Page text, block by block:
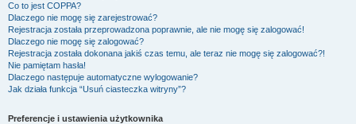
Co to jest COPPA?
Dlaczego nie mogę się zarejestrować?
Rejestracja została przeprowadzona poprawnie, ale nie mogę się zalogować!
Dlaczego nie mogę się zalogować?
Rejestracja została dokonana jakiś czas temu, ale teraz nie mogę się zalogować?!
Nie pamiętam hasła!
Dlaczego następuje automatyczne wylogowanie?
Jak działa funkcja “Usuń ciasteczka witryny”?
Preferencje i ustawienia użytkownika